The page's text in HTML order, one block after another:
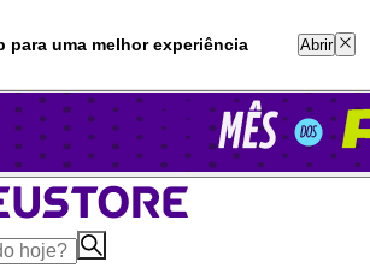
2551
para uma melhor experiência Abrir